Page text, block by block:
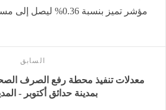
مؤشر تميز بنسبة 0.36% ليصل إلى مستوى 29262 نقطة.
السابق
بمدينة حدائق أكتوبر -